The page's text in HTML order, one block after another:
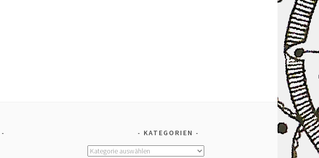
KATEGORIEN
Kategorien